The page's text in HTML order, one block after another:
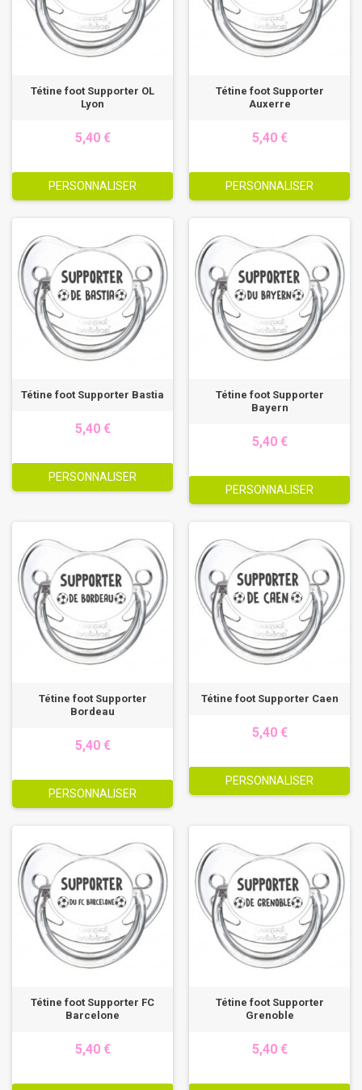
Tétine foot Supporter OL
Lyon
5,40 €
PERSONNALISER
Tétine foot Supporter
Auxerre
5,40 €
PERSONNALISER
Tétine foot Supporter Bastia
5,40 €
PERSONNALISER
Tétine foot Supporter
Bayern
5,40 €
PERSONNALISER
Tétine foot Supporter
Bordeau
5,40 €
PERSONNALISER
Tétine foot Supporter Caen
5,40 €
PERSONNALISER
Tétine foot Supporter FC
Barcelone
5,40 €
Tétine foot Supporter
Grenoble
5,40 €